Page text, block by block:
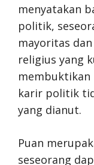
menyatakan
politik,
mayoritas
religius yang
membuktikan
karir politik
yang dianut.
Puan
seseorang